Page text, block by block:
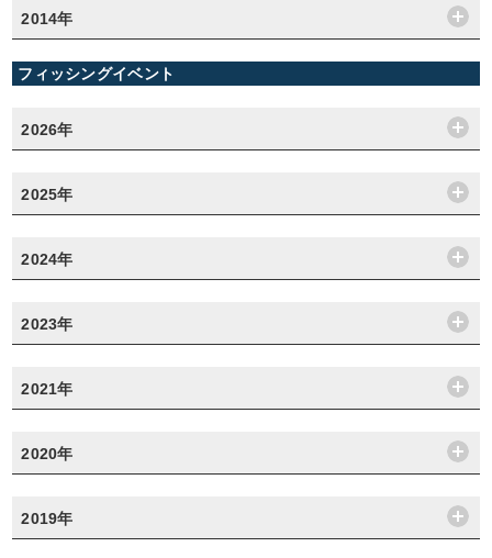
2014年
フィッシングイベント
2026年
2025年
2024年
2023年
2021年
2020年
2019年